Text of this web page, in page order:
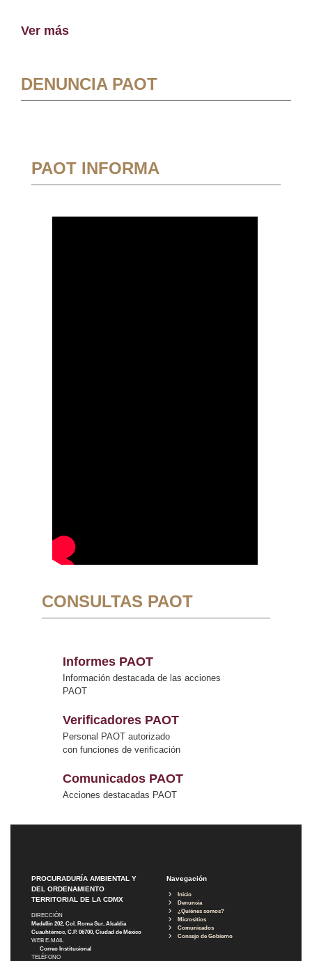
Ver más
DENUNCIA PAOT
PAOT INFORMA
CONSULTAS PAOT
Informes PAOT
Información destacada de las acciones
PAOT
Verificadores PAOT
Personal PAOT autorizado
con funciones de verificación
Comunicados PAOT
Acciones destacadas PAOT
PROCURADURÍA AMBIENTAL Y
DEL ORDENAMIENTO
TERRITORIAL DE LA CDMX
DIRECCIÓN
Medellín 202, Col. Roma Sur, Alcaldía
Cuauhtémoc, C.P. 06700, Ciudad de México
WEB E-MAIL
Correo Institucional
TELÉFONO
Navegación
Inicio
Denuncia
¿Quiénes somos?
Micrositios
Comunicados
Consejo de Gobierno